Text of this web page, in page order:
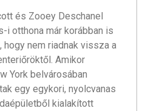
és Zooey Deschanel
i otthona már korábban is
hogy nem riadnak vissza a
Amikor
York belvárosában
egy egykori, nyolcvanas
kialakított